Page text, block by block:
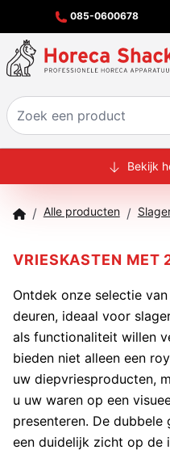
085-0600678
/ Alle producten /
VRIESKASTEN MET
Ontdek onze selectie
deuren, ideaal voor
als functionaliteit willen
bieden niet alleen een
uw diepvriesproducten,
u uw waren op een
presenteren. De
een duidelijk zicht op de